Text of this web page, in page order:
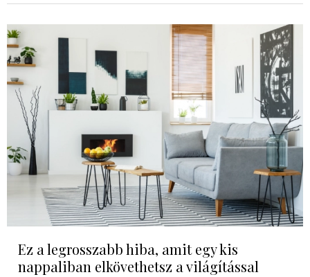
Ez a legrosszabb hiba, amit egy kis
nappaliban elkövethetsz a világítással